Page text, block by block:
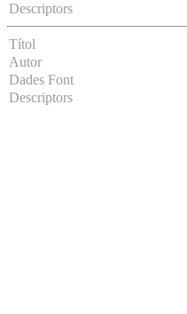
Descriptors
Títol
Autor
Dades Font
Descriptors